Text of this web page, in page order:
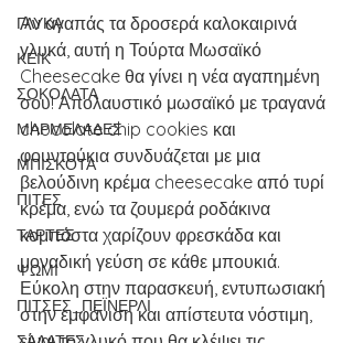
ΓΛΥΚΑ
ΚΕΙΚ
ΣΟΚΟΛΑΤΑ
ΜΑΡΜΕΛΑΔΕΣ
ΜΠΙΣΚΟΤΑ
ΠΙΤΕΣ
ΤΑΡΤΕΣ
ΨΩΜΙ
ΠΙΤΣΕΣ_ΠΕΪΝΕΡΛΙ
Αν αγαπάς τα δροσερά καλοκαιρινά
γλυκά, αυτή η Τούρτα Μωσαϊκό
Cheesecake θα γίνει η νέα αγαπημένη
σου! Απολαυστικό μωσαϊκό με τραγανά
chocolate chip cookies και
φουντούκια συνδυάζεται με μια
βελούδινη κρέμα cheesecake από τυρί
κρέμα, ενώ τα ζουμερά ροδάκινα
κομπόστα χαρίζουν φρεσκάδα και
μοναδική γεύση σε κάθε μπουκιά.
Εύκολη στην παρασκευή, εντυπωσιακή
στην εμφάνιση και απίστευτα νόστιμη,